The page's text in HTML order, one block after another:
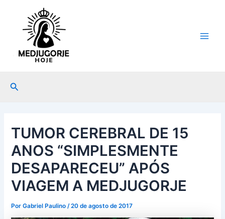
conteúdo
Pesquisar
TUMOR CEREBRAL DE 15
ANOS “SIMPLESMENTE
DESAPARECEU” APÓS
VIAGEM A MEDJUGORJE
PorGabriel Paulino/20 de agosto de 2017
navigation